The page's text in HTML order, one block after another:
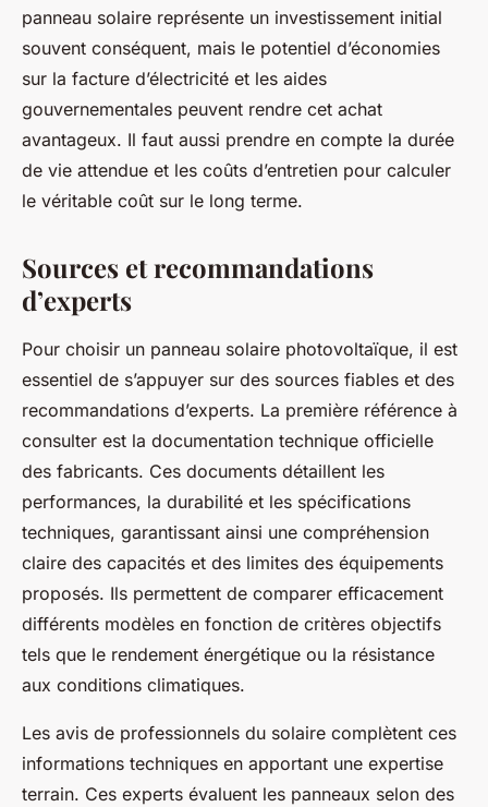
panneau solaire représente un investissement initial
souvent conséquent, mais le potentiel d’économies
sur la facture d’électricité et les aides
gouvernementales peuvent rendre cet achat
avantageux. Il faut aussi prendre en compte la durée
de vie attendue et les coûts d’entretien pour calculer
le véritable coût sur le long terme.
Sources et recommandations
d’experts
Pour choisir un panneau solaire photovoltaïque, il est
essentiel de s’appuyer sur des sources fiables et des
recommandations d’experts. La première référence à
consulter est la documentation technique officielle
des fabricants. Ces documents détaillent les
performances, la durabilité et les spécifications
techniques, garantissant ainsi une compréhension
claire des capacités et des limites des équipements
proposés. Ils permettent de comparer efficacement
différents modèles en fonction de critères objectifs
tels que le rendement énergétique ou la résistance
aux conditions climatiques.
Les avis de professionnels du solaire complètent ces
informations techniques en apportant une expertise
terrain. Ces experts évaluent les panneaux selon des